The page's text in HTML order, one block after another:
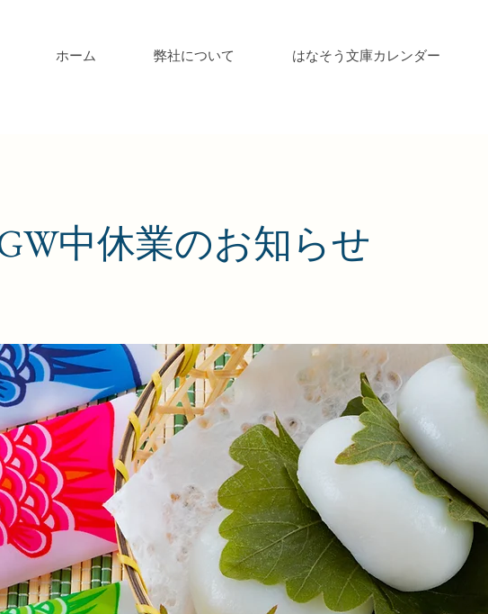
ホーム 弊社について はなそう文庫カレンダー
中休業のお知らせ